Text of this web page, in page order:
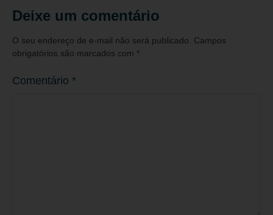
Deixe um comentário
O seu endereço de e-mail não será publicado.
Campos
obrigatórios são marcados com *
Comentário *